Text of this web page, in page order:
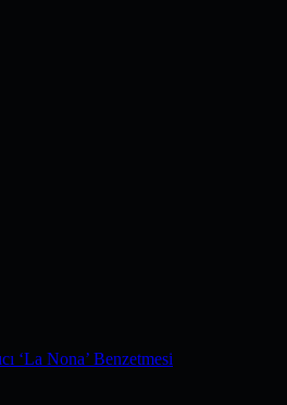
‘La Nona’ Benzetmesi